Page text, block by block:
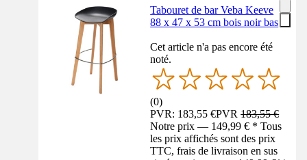
Tabouret de bar Veba Keeve
88 x 47 x 53 cm bois noir bas
Cet article n'a pas encore été
noté.
(0)
PVR: 183,55 €PVR183,55 €
Notre prix — 149,99 € * Tous
les prix affichés sont des prix
TTC, frais de livraison en sus